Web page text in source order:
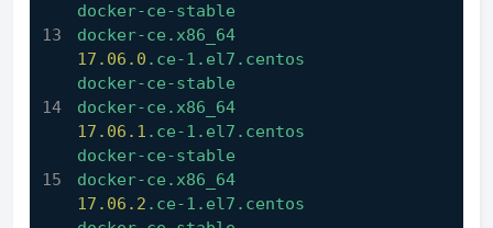
docker-ce-stable
docker-ce.x86_64
17.06 .0 .ce-1.el7.centos
docker-ce-stable
docker-ce.x86_64
17.06 .1 .ce-1.el7.centos
docker-ce-stable
docker-ce.x86_64
17.06 .2 .ce-1.el7.centos